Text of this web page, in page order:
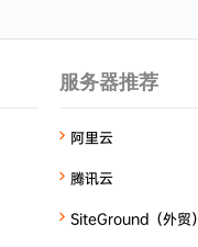
服务器推荐
阿里云
腾讯云
SiteGround（外贸）